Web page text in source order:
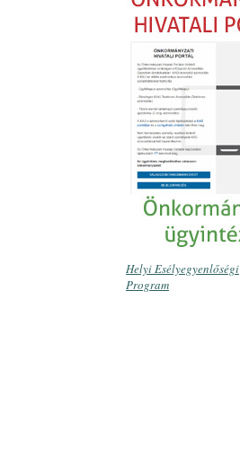
Helyi Esélyegyenlőségi
Program